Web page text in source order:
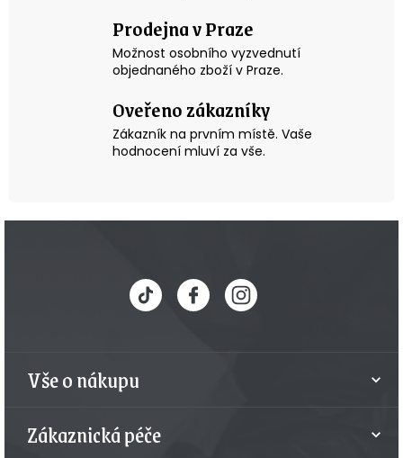
Prodejna v Praze
Možnost osobního vyzvednutí
objednaného zboží v Praze.
Oveřeno zákazníky
Zákazník na prvním místě. Vaše
hodnocení mluví za vše.
Vše o nákupu
Zákaznická péče